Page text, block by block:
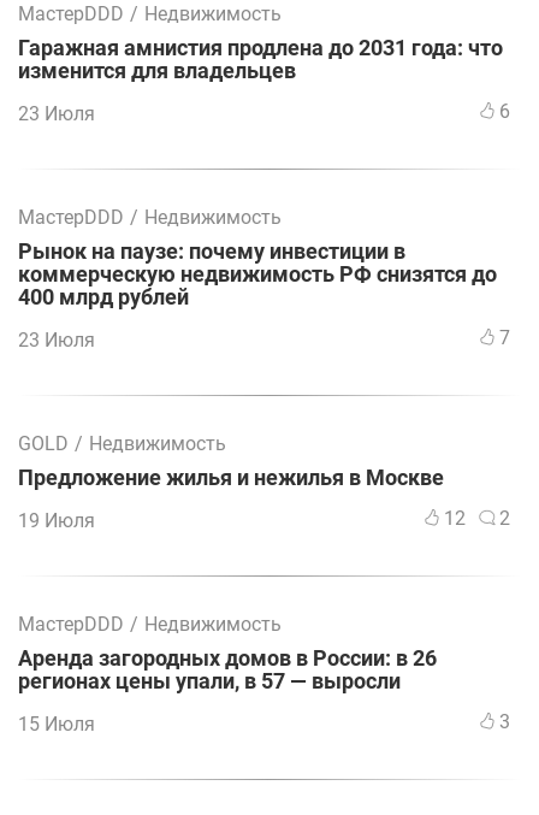
МастерDDD / Недвижимость
Гаражная амнистия продлена до 2031 года: что
изменится для владельцев
23 Июля 6
МастерDDD / Недвижимость
Рынок на паузе: почему инвестиции в
коммерческую недвижимость РФ снизятся до
400 млрд рублей
23 Июля 7
GOLD / Недвижимость
Предложение жилья и нежилья в Москве
19 Июля 12 2
МастерDDD / Недвижимость
Аренда загородных домов в России: в 26
регионах цены упали, в 57 — выросли
15 Июля 3